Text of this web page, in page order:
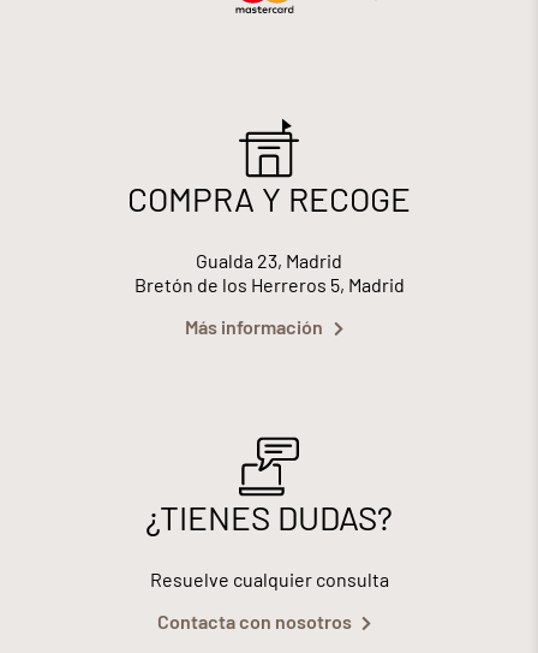
COMPRA Y RECOGE
Gualda 23, Madrid
Bretón de los Herreros 5, Madrid
Más información
¿TIENES DUDAS?
Resuelve cualquier consulta
Contacta con nosotros